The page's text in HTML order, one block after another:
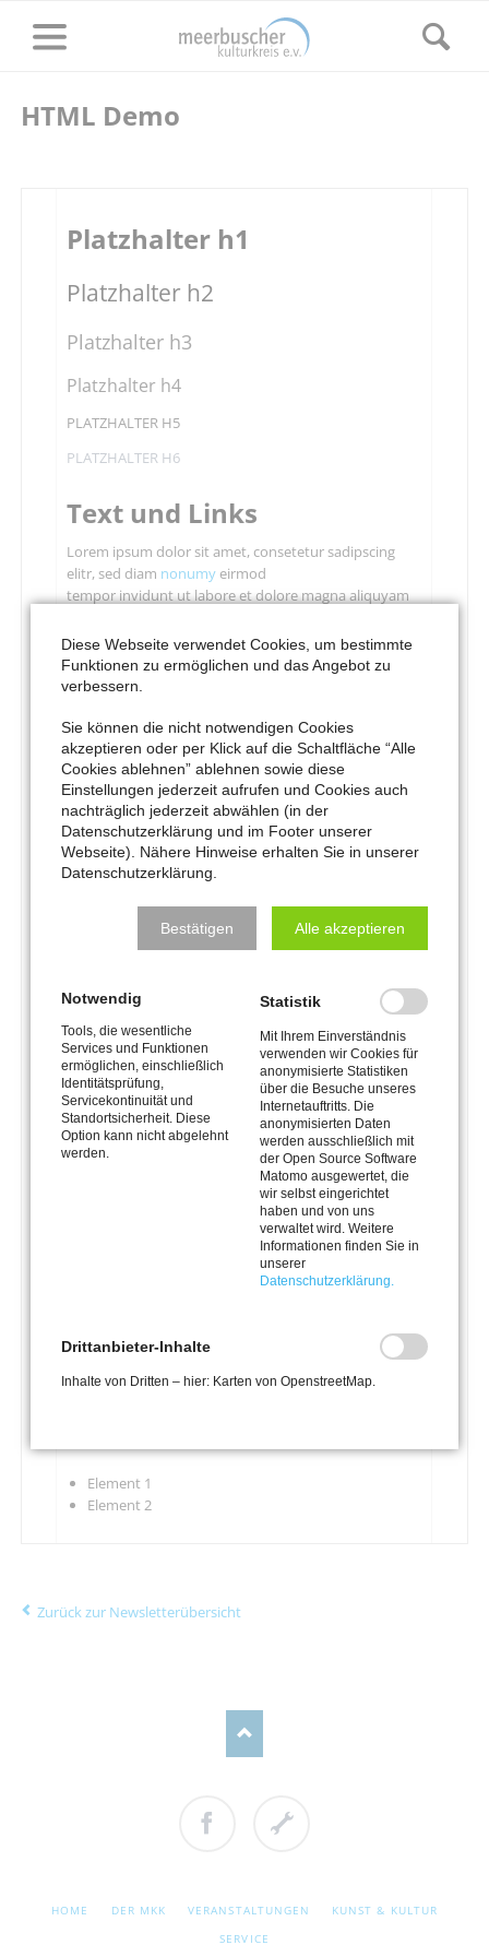
HTML Demo
Platzhalter h1
Platzhalter h2
Platzhalter h3
Platzhalter h4
PLATZHALTER H5
PLATZHALTER H6
Text und Links
Lorem ipsum dolor sit amet, consetetur sadipscing
elitr, sed diam nonumyeirmod
tempor invidunt ut labore et dolore magna aliquyam
Stet clita kasd gubergren, no sea takimata sanctus est
Lorem ipsum dolor sit amet.
Lorem ipsum dolor sit amet, consetetur sadipscing
Bilder
Lorem ipsum dolor sit amet, consetetur sadipscing
elitr, sed diam nonumy eirmod tempor invidunt ut
labore et dolore magna aliquyam erat, sed diam
voluptua. At vero
justo duo dolores et
ea rebum. Stet clita
kasd gubergren, no
est Lorem ipsum
Lorem ipsum dolor sit amet, consetetur sadipscing
elitr, sed diam nonumy eirmod tempor invidunt ut
labore et dolore magna aliquyam erat, sed diam
voluptua. At vero eos et accusam et justo duo dolores
et ea rebum. Stet clita kasd gubergren, no sea
takimata sanctus est Lorem ipsum dolor sit amet.
Spalte 2
Ipsum
Listen
Element 1
Element 2
Zurück zur Newsletterübersicht
HOME DER MKK VERANSTALTUNGEN
KUNST & KULTUR
SERVICE
Diese Webseite verwendet Cookies, um bestimmte
Funktionen zu ermöglichen und das Angebot zu
verbessern.
Sie können die nicht notwendigen Cookies
akzeptieren oder per Klick auf die Schaltfläche “Alle
Cookies ablehnen” ablehnen sowie diese
Einstellungen jederzeit aufrufen und Cookies auch
nachträglich jederzeit abwählen (in der
Datenschutzerklärung und im Footer unserer
Webseite). Nähere Hinweise erhalten Sie in unserer
Datenschutzerklärung.
Bestätigen Alle akzeptieren
Notwendig
Tools, die wesentliche
Services und Funktionen
ermöglichen, einschließlich
Identitätsprüfung,
Servicekontinuität und
Standortsicherheit. Diese
Option kann nicht abgelehnt
werden.
Statistik
Mit Ihrem Einverständnis
verwenden wir Cookies für
anonymisierte Statistiken
über die Besuche unseres
Internetauftritts. Die
anonymisierten Daten
werden ausschließlich mit
der Open Source Software
Matomo ausgewertet, die
wir selbst eingerichtet
haben und von uns
verwaltet wird. Weitere
Informationen finden Sie in
unserer
Datenschutzerklärung.
Drittanbieter-Inhalte
Inhalte von Dritten – hier: Karten von OpenstreetMap.